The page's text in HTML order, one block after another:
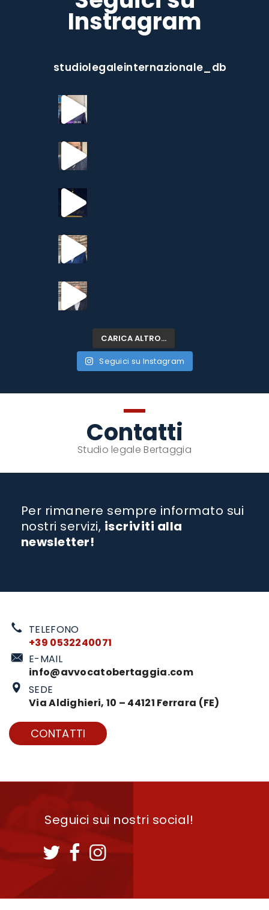
Instragram
studiolegaleinternazionale_db
CARICA ALTRO…
Seguici su Instagram
Contatti
Studio legale Bertaggia
Per rimanere sempre informato sui
nostri servizi, iscriviti alla
newsletter!
TELEFONO
+39 0532240071
E-MAIL
info@avvocatobertaggia.com
SEDE
Via Aldighieri, 10 – 44121 Ferrara (FE)
CONTATTI
Seguici sui nostri social!